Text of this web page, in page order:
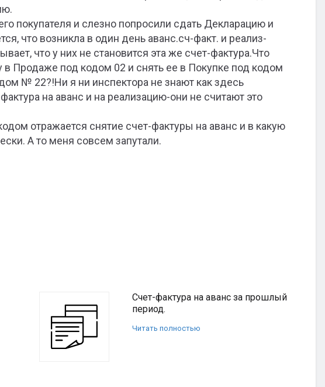
покупателя и слезно попросили сдать Декларацию и
что возникла в один день аванс.сч-факт. и реализ-
что у них не становится эта же счет-фактура.Что
в Продаже под кодом 02 и снять ее в Покупке под кодом
№ 22?!Ни я ни инспектора не знают как здесь
на аванс и на реализацию-они не считают это
отражается снятие счет-фактуры на аванс и в какую
А то меня совсем запутали.
Счет-фактура на аванс за прошлый
период.
Читать полностью